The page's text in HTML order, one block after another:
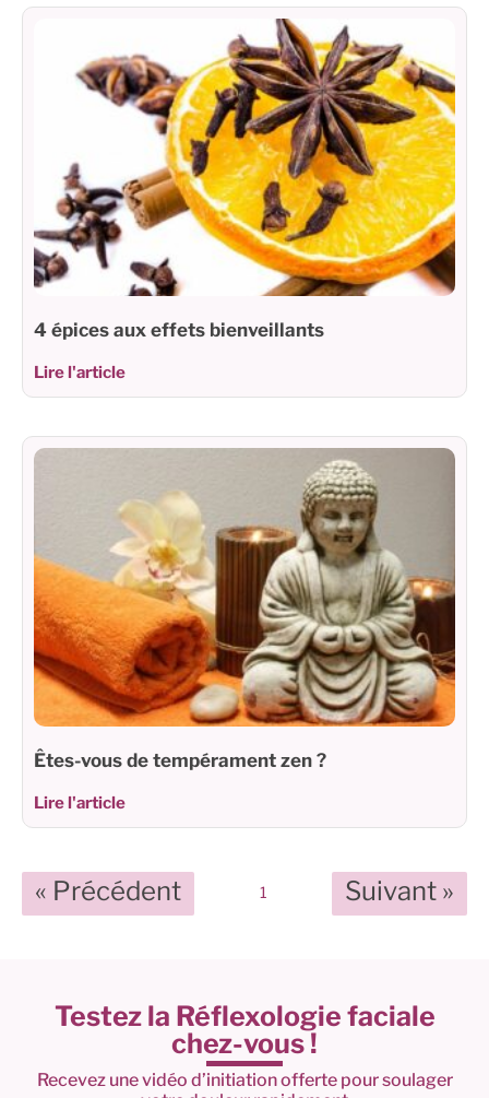
4 épices aux effets bienveillants
Lire l'article
Êtes-vous de tempérament zen ?
Lire l'article
« Précédent 1 Suivant »
Testez la Réflexologie faciale
chez-vous !
Recevez une vidéo d’initiation offerte pour soulager